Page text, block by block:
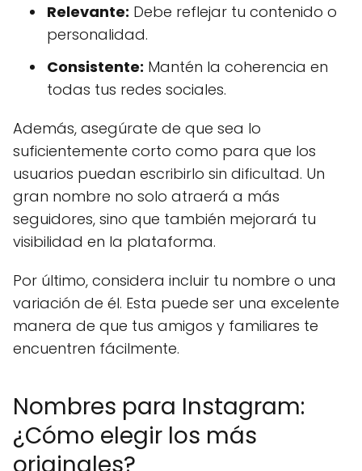
Relevante: Debe reflejar tu contenido o
personalidad.
Consistente: Mantén la coherencia en
todas tus redes sociales.
Además, asegúrate de que sea lo
suficientemente corto como para que los
usuarios puedan escribirlo sin dificultad. Un
gran nombre no solo atraerá a más
seguidores, sino que también mejorará tu
visibilidad en la plataforma.
Por último, considera incluir tu nombre o una
variación de él. Esta puede ser una excelente
manera de que tus amigos y familiares te
encuentren fácilmente.
Nombres para Instagram:
¿Cómo elegir los más